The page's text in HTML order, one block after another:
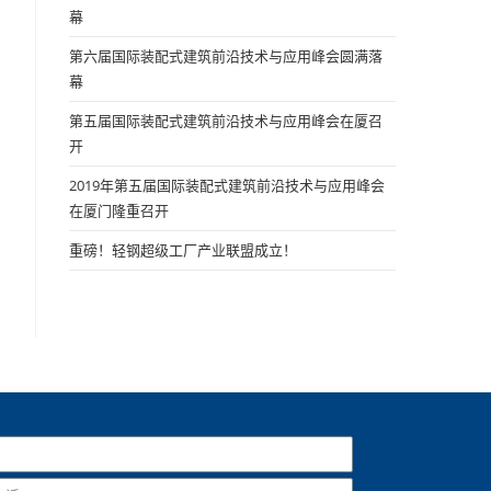
幕
第六届国际装配式建筑前沿技术与应用峰会圆满落
幕
第五届国际装配式建筑前沿技术与应用峰会在厦召
开
2019年第五届国际装配式建筑前沿技术与应用峰会
在厦门隆重召开
重磅！轻钢超级工厂产业联盟成立！